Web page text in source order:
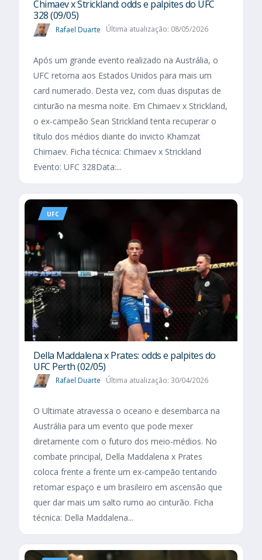
Chimaev x Strickland: odds e palpites do UFC
328 (09/05)
Rafael Duarte Última atualização: 08/05/2026
Após um grande evento realizado na Austrália, o
UFC retorna aos Estados Unidos para mais um
card numerado. Desta vez, com duas disputas de
cinturão na mesma noite. Em Chimaev x Strickland,
o ex-campeão Sean Strickland tenta recuperar o
título dos médios diante do invicto Khamzat
Chimaev. Ficha técnica: Chimaev x Strickland
Evento: UFC 328Data:...
UFC
Della Maddalena x Prates: odds e palpites do
UFC Perth (02/05)
Rafael Duarte Última atualização: 30/04/2026
O Ultimate atravessa o oceano e desembarca na
Austrália para um evento que pode mexer
diretamente com o futuro dos meio-médios. No
combate principal, Della Maddalena x Prates
coloca frente a frente um ex-campeão tentando
retomar espaço e um brasileiro em ascensão que
quer dar mais um salto rumo ao cinturão. Ficha
técnica: Della Maddalena...